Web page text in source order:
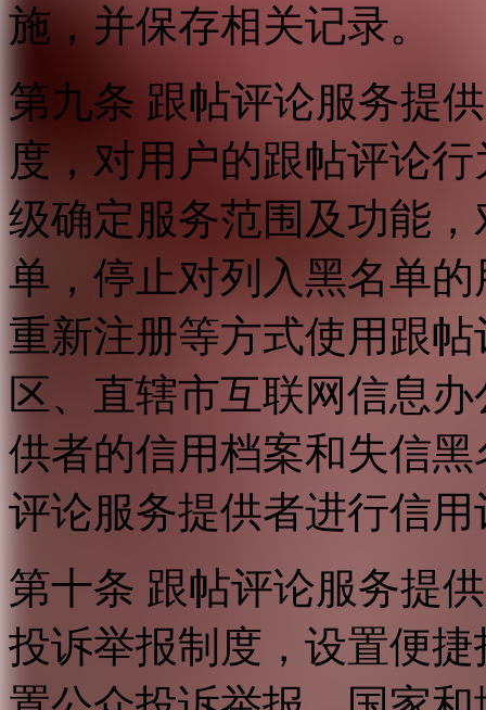
施，并保存相关记录。
第九条 跟帖评论服务提
度，对用户的跟帖评论
级确定服务范围及功能
单，停止对列入黑名单
重新注册等方式使用跟
区、直辖市互联网信息
供者的信用档案和失信
评论服务提供者进行信用
第十条 跟帖评论服务提
投诉举报制度，设置便